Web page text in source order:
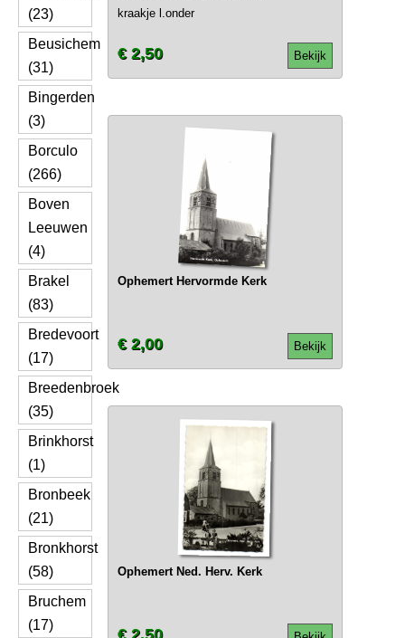
(23)
Beusichem
(31)
Bingerden
(3)
Borculo
(266)
Boven
Leeuwen
(4)
Brakel
(83)
Bredevoort
(17)
Breedenbroek
(35)
Brinkhorst
(1)
Bronbeek
(21)
Bronkhorst
(58)
Bruchem
(17)
kraakje l.onder
Bekijk
€ 2,50
Ophemert Hervormde Kerk
Bekijk
€ 2,00
Ophemert Ned. Herv. Kerk
€ 2,50